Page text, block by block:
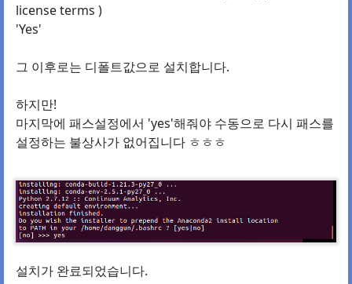
license terms )
'Yes'
그 이후로는 디폴트값으로 설치합니다.
하지만!
마지막에 패스설정에서 'yes'해줘야 수동으로 다시 패스를
설정하는 불상사가 없어집니다 ㅎㅎㅎ
설치가 완료되었습니다.